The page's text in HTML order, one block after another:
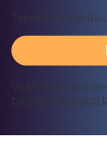
Vaatii
päivää ilmaiseksi